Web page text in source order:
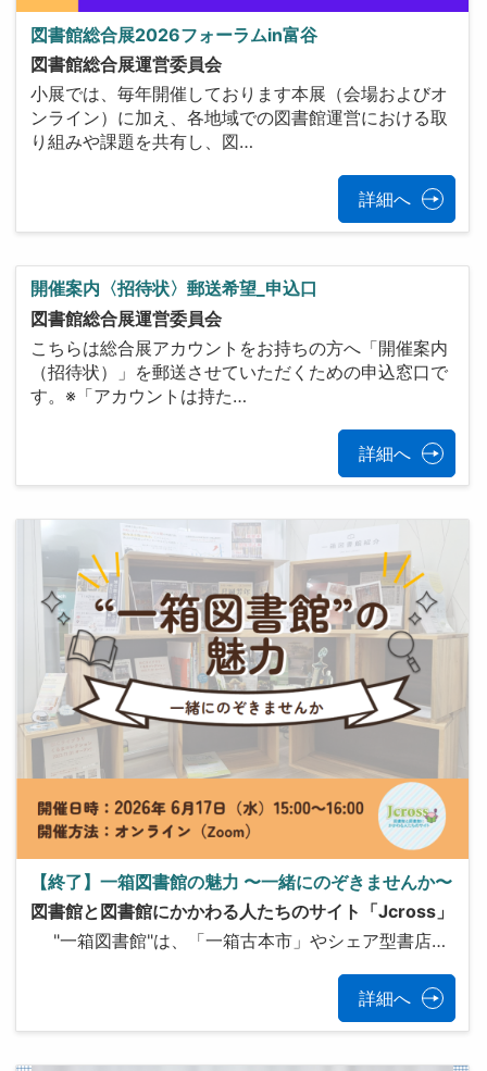
図書館総合展2026フォーラムin富谷
図書館総合展運営委員会
小展では、毎年開催しております本展（会場およびオ
ンライン）に加え、各地域での図書館運営における取
り組みや課題を共有し、図…
詳細へ
開催案内〈招待状〉郵送希望_申込口
図書館総合展運営委員会
こちらは総合展アカウントをお持ちの方へ「開催案内
（招待状）」を郵送させていただくための申込窓口で
す。※「アカウントは持た…
詳細へ
【終了】一箱図書館の魅力 〜一緒にのぞきませんか〜
図書館と図書館にかかわる人たちのサイト「Jcross」
"一箱図書館"は、「一箱古本市」やシェア型書店…
詳細へ